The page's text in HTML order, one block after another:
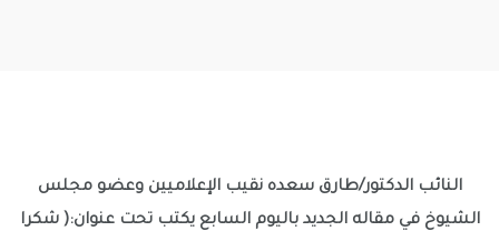
النائب الدكتور/طارق سعده نقيب الإعلاميين وعضو مجلس
الشيوخ في مقاله الجديد باليوم السابع يكتب تحت عنوان:( شكرا